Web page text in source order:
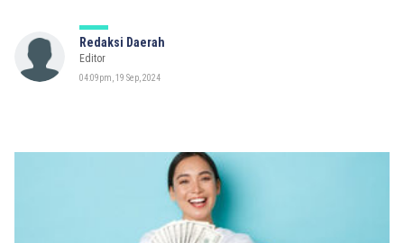
Redaksi Daerah
Editor
04:09pm, 19 Sep, 2024